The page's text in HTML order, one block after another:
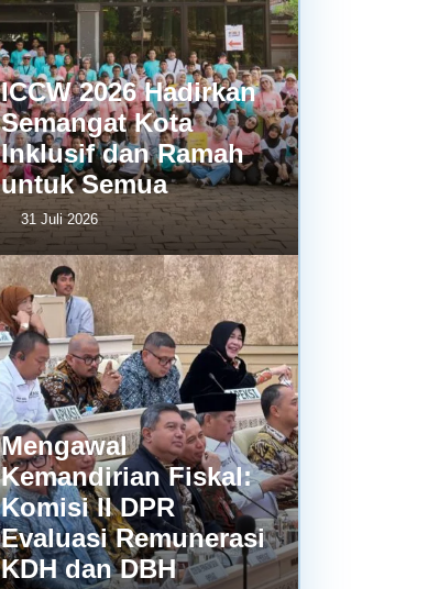
ICCW 2026 Hadirkan
Semangat Kota
Inklusif dan Ramah
untuk Semua
31 Juli 2026
Mengawal
Kemandirian Fiskal:
Komisi II DPR
Evaluasi Remunerasi
KDH dan DBH